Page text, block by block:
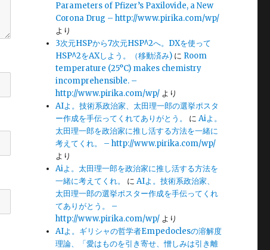
Parameters of Pfizer’s Paxilovide, a New
Corona Drug – http://www.pirika.com/wp/
より
3次元HSPから7次元HSP^2へ。DXを使って
HSP^2をAXしよう。（移動済み) に Room
temperature (25°C) makes chemistry
incomprehensible. –
http://www.pirika.com/wp/ より
AIよ。技術系政治家、太田理一郎の選挙ポスタ
ー作成を手伝ってくれてありがとう。
にAiよ。
太田理一郎を政治家に推し活する方法を一緒に
考えてくれ。 – http://www.pirika.com/wp/
より
Aiよ。太田理一郎を政治家に推し活する方法を
一緒に考えてくれ。
にAIよ。技術系政治家、
太田理一郎の選挙ポスター作成を手伝ってくれ
てありがとう。 –
http://www.pirika.com/wp/ より
AIよ。ギリシャの哲学者Empedoclesの溶解度
理論、「愛はものを引き寄せ、憎しみは引き離